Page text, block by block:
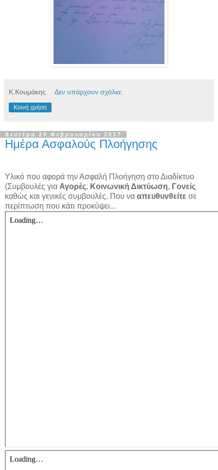
Κ.Κουμάκης Δεν υπάρχουν σχόλια:
Κοινή χρήση
Δευτέρα 20 Φεβρουαρίου 2017
Ημέρα Ασφαλούς Πλοήγησης
Υλικό που αφορά την Ασφαλή Πλοήγηση στο Διαδίκτυο
(Συμβουλές για Αγορές, Κοινωνική Δικτύωση, Γονείς
καθώς και γενικές συμβουλές. Που να απευθυνθείτε σε
περίπτωση που κάτι προκύψει...